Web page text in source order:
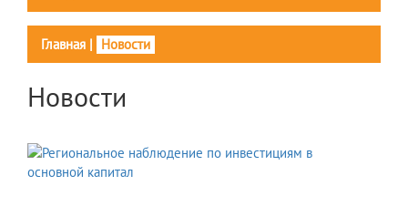
Главная | Новости
Новости